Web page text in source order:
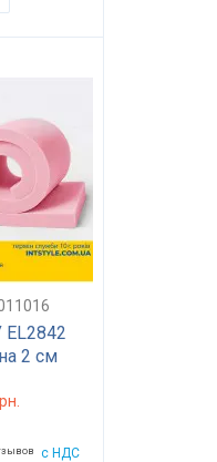
2 см
с НДС